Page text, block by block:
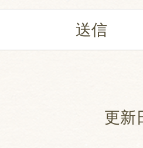
更新